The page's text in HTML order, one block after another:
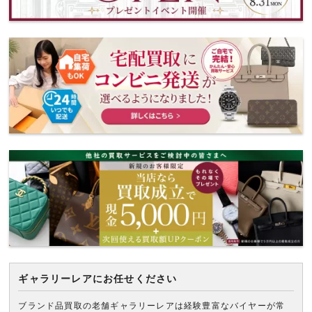
ギャラリーレアにお任せください
ブランド品買取の老舗ギャラリーレアは経験豊富なバイヤーが常